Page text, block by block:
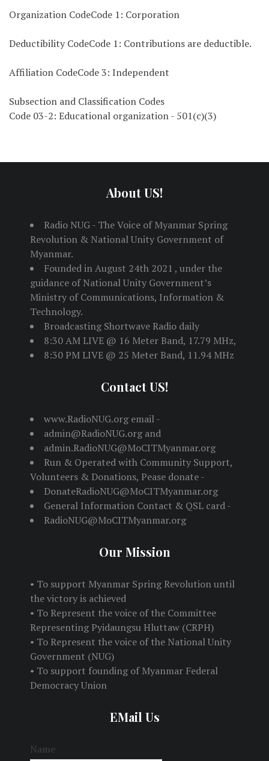
Organization CodeCode 1: Corporation
Deductibility CodeCode 1: Contributions are deductible.
Affiliation CodeCode 3: Independent
Subsection and Classification Codes
Code 03-2: Educational organization - 501(c)(3)
About US!
Radio NUG - The Voice of Myanmar Spring
Revolution & National Unity Government of
Myanmar.
Founded in August 24th 2021 , under the
guidance of National Unity Government’s
Ministry of Communications, Information &
Technology.
Broadcasting Shortwave Radio daily
8:30 AM LIVE @ 16 Meter Band, 17.79 MHz,
8:30 PM LIVE @ 25 Meter Band, 11.94 MHz
Contact US!
www.RadioNUG.org email -
admin@RadioNUG.org and
admin.RadioNUG@MoCITMyanmar.org
Run & Operated with Community Support,
Volunteers & Donations, Pease donate -
DonateRadioNUG@MoCITMyanmar.org
General Information Contact & QSL card -
RadioNUG@MoCITMyanmar.org
Our Mission
• To support Myanmar Spring Revolution until
the victory is achieved
• To Represent the voice of the Committee
Representing Pyidaungsu Hluttaw (CRPH)
• To Represent the voice of the National Unity
Government (NUG)
• To support founding of Myanmar Federal
Democracy Union
EMail Us
Name